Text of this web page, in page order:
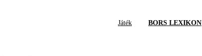
Játék BORS LEXIKON